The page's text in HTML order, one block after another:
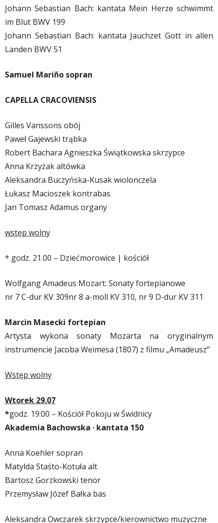
Johann Sebastian Bach: kantata Mein Herze schwimmt
im Blut BWV 199
Johann Sebastian Bach: kantata Jauchzet Gott in allen
Landen BWV 51
Samuel Mariño sopran
CAPELLA CRACOVIENSIS
Gilles Vanssons obój
Paweł Gajewski trąbka
Robert Bachara Agnieszka Świątkowska skrzypce
Anna Krzyżak altówka
Aleksandra Buczyńska-Kusak wiolonczela
Łukasz Macioszek kontrabas
Jan Tomasz Adamus organy
wstęp wolny
* godz. 21.00 – Dziećmorowice | kościół
Wolfgang Amadeus Mozart: Sonaty fortepianowe
nr 7 C-dur KV 309nr 8 a-moll KV 310, nr 9 D-dur KV 311
Marcin Masecki fortepian
Artysta wykona sonaty Mozarta na oryginalnym
instrumencie Jacoba Weimesa (1807) z filmu „Amadeusz”
Wstęp wolny
Wtorek 29.07
*godz. 19:00 – Kościół Pokoju w Świdnicy
Akademia Bachowska · kantata 150
Anna Koehler sopran
Matylda Staśto-Kotuła alt
Bartosz Gorzkowski tenor
Przemysław Józef Bałka bas
Aleksandra Owczarek skrzypce/kierownictwo muzyczne